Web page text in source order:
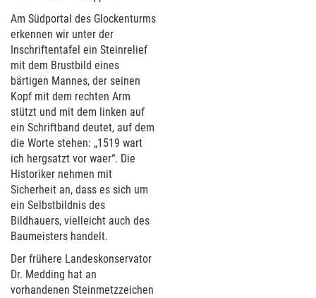
Am Südportal des Glockenturms
erkennen wir unter der
Inschriftentafel ein Steinrelief
mit dem Brustbild eines
bärtigen Mannes, der seinen
Kopf mit dem rechten Arm
stützt und mit dem linken auf
ein Schriftband deutet, auf dem
die Worte stehen: „1519 wart
ich hergsatzt vor waer“. Die
Historiker nehmen mit
Sicherheit an, dass es sich um
ein Selbstbildnis des
Bildhauers, vielleicht auch des
Baumeisters handelt.
Der frühere Landeskonservator
Dr. Medding hat an
vorhandenen Steinmetzzeichen